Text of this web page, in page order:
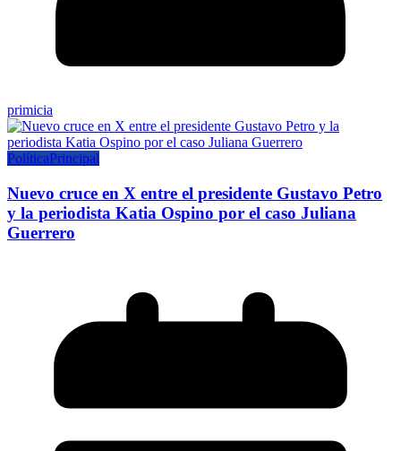
primicia
PolíticaPrincipal
Nuevo cruce en X entre el presidente Gustavo Petro
y la periodista Katia Ospino por el caso Juliana
Guerrero